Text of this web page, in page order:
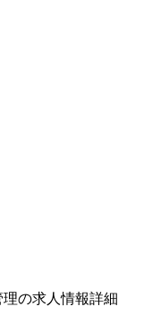
の求人情報詳細